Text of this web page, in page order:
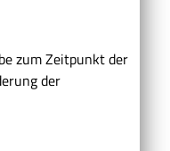
zum Zeitpunkt der
der